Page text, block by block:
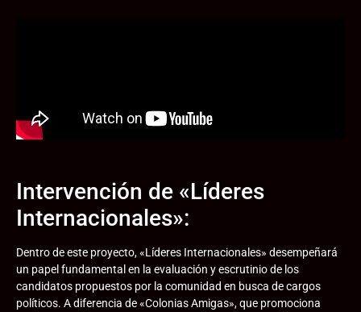
Intervención de «Líderes
Internacionales»:
Dentro de este proyecto, «Líderes Internacionales» desempeñará
un papel fundamental en la evaluación y escrutinio de los
candidatos propuestos por la comunidad en busca de cargos
políticos. A diferencia de «Colonias Amigas», que promociona